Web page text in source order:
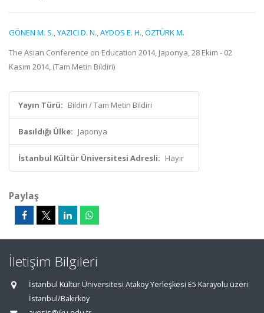
GÖNEN M. S.,YAZICI D. N.,AYDOS E. H.,ÖZTÜRK M.
The Asian Conference on Education 2014, Japonya, 28 Ekim - 02
Kasım 2014, (Tam Metin Bildiri)
Yayın Türü: Bildiri / Tam Metin Bildiri
Basıldığı Ülke: Japonya
İstanbul Kültür Üniversitesi Adresli: Hayır
Paylaş
İletişim Bilgileri
İstanbul Kültür Üniversitesi Ataköy Yerleşkesi E5 Karayolu üzeri
İstanbul/Bakırköy